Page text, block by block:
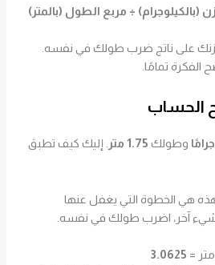
÷ مربع الطول (بالمتر)
على ناتج ضرب طولك في نفسه.
الفكرة تمامًا.
الحساب
وطولك 1.75 متر
. إليك كيف تطبق
هي الخطوة التي يغفل عنها
شيء آخر، اضرب طولك في نفسه.
3.0625